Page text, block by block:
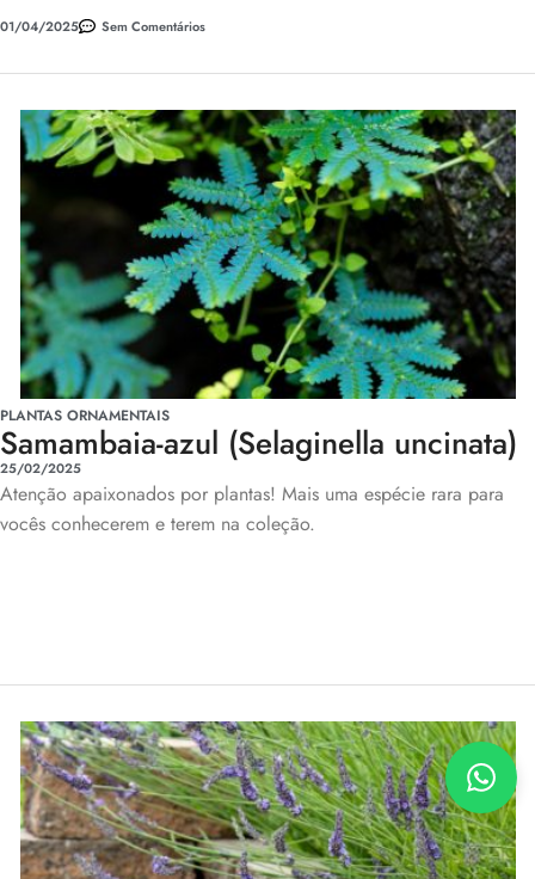
01/04/2025 Sem Comentários
PLANTAS ORNAMENTAIS
Samambaia-azul (Selaginella uncinata)
25/02/2025
Atenção apaixonados por plantas! Mais uma espécie rara para
vocês conhecerem e terem na coleção.